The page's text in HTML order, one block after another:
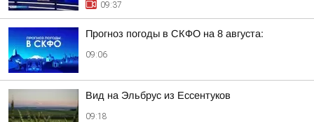
09:37
Прогноз погоды в СКФО на 8 августа:
09:06
Вид на Эльбрус из Ессентуков
09:18